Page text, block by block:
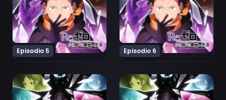
Episodio 5 Episodio 6
Ver Re:Zero kara Hajimeru Isekai Seikatsu 4th Season
Ver Re:Zero kara Hajimeru